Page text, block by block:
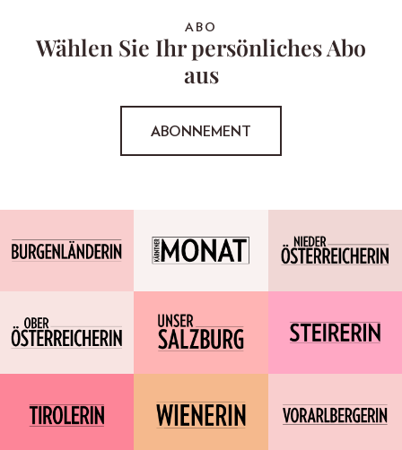
ABO
Wählen Sie Ihr persönliches Abo
aus
ABONNEMENT